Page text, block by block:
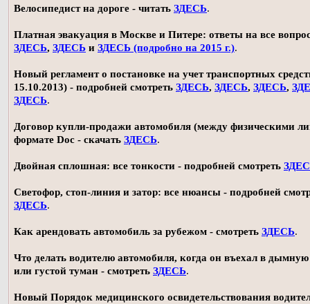
Велосипедист на дороге - читать ЗДЕСЬ.
Платная эвакуация в Москве и Питере: ответы на все
ЗДЕСЬ, ЗДЕСЬ и ЗДЕСЬ (подробно на 2015 г.).
Новый регламент о постановке на учет транспортных
15.10.2013) - подробней смотреть ЗДЕСЬ, ЗДЕСЬ, ЗДЕСЬ,
ЗДЕСЬ.
Договор купли-продажи автомобиля (между физическими
формате Doc - скачать ЗДЕСЬ.
Двойная сплошная: все тонкости - подробней смотреть
Светофор, стоп-линия и затор: все нюансы - подробней
ЗДЕСЬ.
Как арендовать автомобиль за рубежом - смотреть ЗДЕСЬ.
Что делать водителю автомобиля, когда он въехал в дымную
или густой туман - смотреть ЗДЕСЬ.
Новый Порядок медицинского освидетельствования